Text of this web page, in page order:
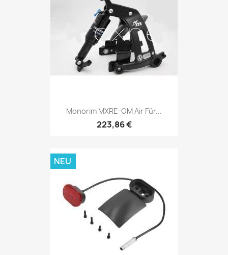
Monorim MXRE-GM Air Für...
223,86 €
NEU